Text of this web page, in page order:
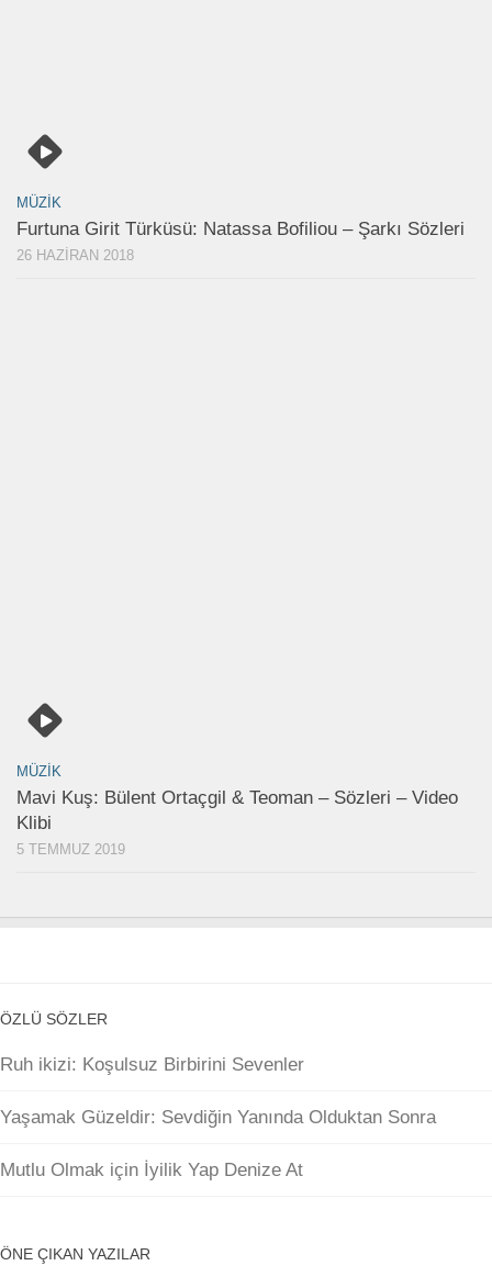
MÜZIK
Furtuna Girit Türküsü: Natassa Bofiliou – Şarkı Sözleri
26 HAZIRAN 2018
MÜZIK
Mavi Kuş: Bülent Ortaçgil & Teoman – Sözleri – Video
Klibi
5 TEMMUZ 2019
ÖZLÜ SÖZLER
Ruh ikizi: Koşulsuz Birbirini Sevenler
Yaşamak Güzeldir: Sevdiğin Yanında Olduktan Sonra
Mutlu Olmak için İyilik Yap Denize At
ÖNE ÇIKAN YAZILAR